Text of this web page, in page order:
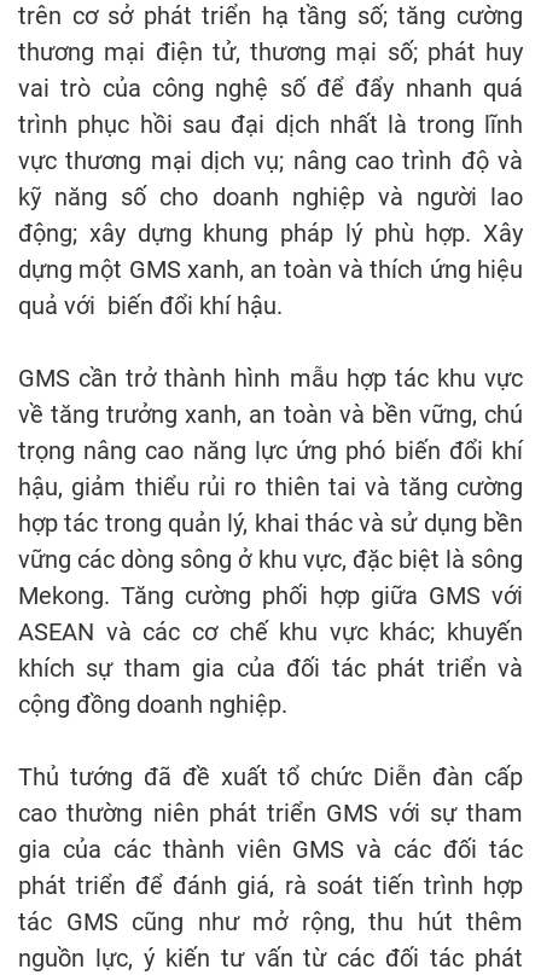
trên cơ sở phát triển hạ tầng số; tăng cường
thương mại điện tử, thương mại số; phát huy
vai trò của công nghệ số để đẩy nhanh quá
trình phục hồi sau đại dịch nhất là trong lĩnh
vực thương mại dịch vụ; nâng cao trình độ và
kỹ năng số cho doanh nghiệp và người lao
động; xây dựng khung pháp lý phù hợp. Xây
dựng một GMS xanh, an toàn và thích ứng hiệu
quả với biến đổi khí hậu.
GMS cần trở thành hình mẫu hợp tác khu vực
về tăng trưởng xanh, an toàn và bền vững, chú
trọng nâng cao năng lực ứng phó biến đổi khí
hậu, giảm thiểu rủi ro thiên tai và tăng cường
hợp tác trong quản lý, khai thác và sử dụng bền
vững các dòng sông ở khu vực, đặc biệt là sông
Mekong. Tăng cường phối hợp giữa GMS với
ASEAN và các cơ chế khu vực khác; khuyến
khích sự tham gia của đối tác phát triển và
cộng đồng doanh nghiệp.
Thủ tướng đã đề xuất tổ chức Diễn đàn cấp
cao thường niên phát triển GMS với sự tham
gia của các thành viên GMS và các đối tác
phát triển để đánh giá, rà soát tiến trình hợp
tác GMS cũng như mở rộng, thu hút thêm
nguồn lực, ý kiến tư vấn từ các đối tác phát